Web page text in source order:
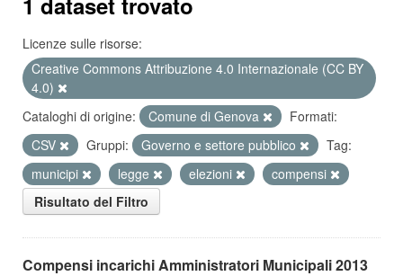
Licenze sulle risorse:
Creative Commons Attribuzione 4.0 Internazionale (CC BY
4.0)
Cataloghi di origine:
Comune di Genova
Formati:
CSV
Gruppi: Governo e settore pubblico
Tag:
municipi
legge elezioni
compensi
Risultato del Filtro
Compensi incarichi Amministratori Municipali 2013